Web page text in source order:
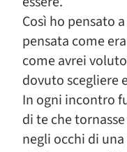
Così ho pensato
pensata come
come avrei
dovuto scegliere
In ogni incontro
di te che
negli occhi di